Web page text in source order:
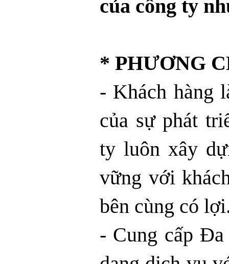
của công ty
* PHƯƠNG
- Khách hàng
của sự phát
ty luôn xây
vững với
bên cùng có
- Cung cấp